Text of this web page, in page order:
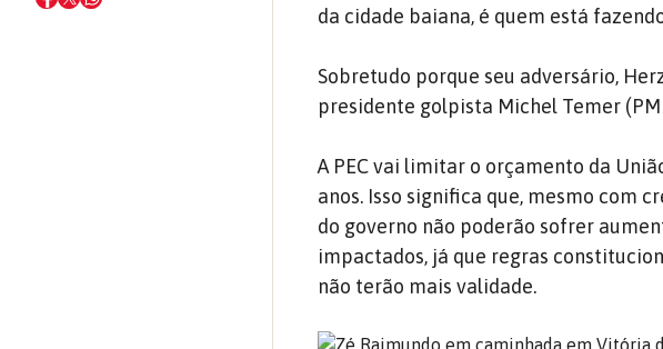
da cidade baiana, é quem está
Sobretudo porque seu adversário,
presidente golpista Michel Temer
A PEC vai limitar o orçamento da
anos. Isso significa que, mesmo com
do governo não poderão sofrer
impactados, já que regras
não terão mais validade.